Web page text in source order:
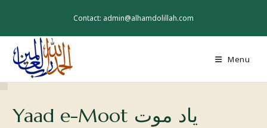
Contact: admin@alhamdolillah.com
Menu
Yaad e-Moot یاد موت